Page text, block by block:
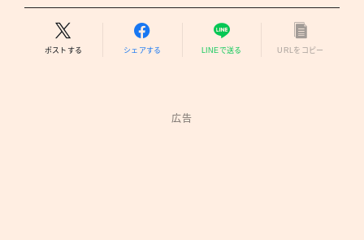
ポストする シェアする LINEで送る URLをコピー
広告